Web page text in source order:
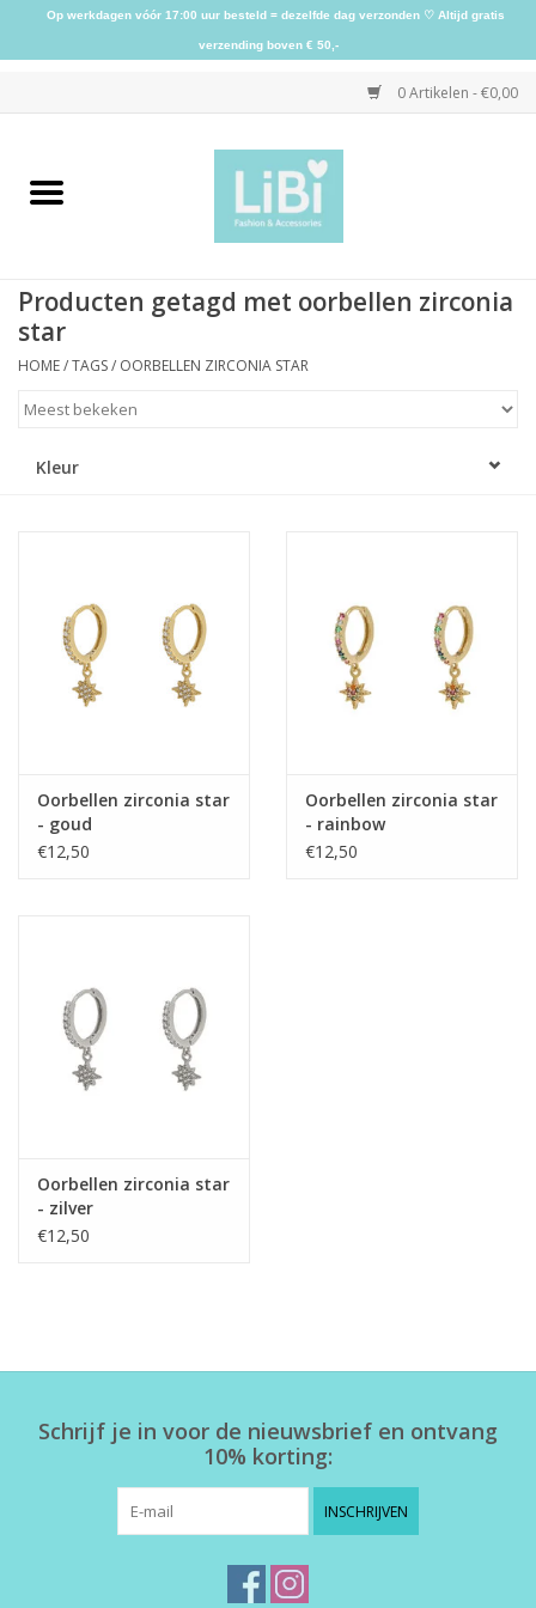
0 Artikelen - €0,00
Home
Kleding
Sieraden
Producten getagd met oorbellen zirconia
star
HOME/TAGS/ OORBELLEN ZIRCONIA STAR
Kleur
Oorbellen zirconia star
- goud
€12,50
Oorbellen zirconia star
- rainbow
€12,50
Oorbellen zirconia star
- zilver
€12,50
Schrijf je in voor de nieuwsbrief en ontvang
10% korting:
INSCHRIJVEN
Op werkdagen vóór 17:00 uur besteld = dezelfde dag verzonden ♡ Altijd gratis
verzending boven € 50,-